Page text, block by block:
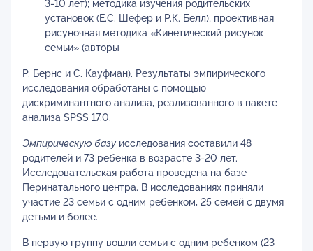
3-10 лет); методика изучения родительских
установок (Е.С. Шефер и Р.К. Белл); проективная
рисуночная методика «Кинетический рисунок
семьи» (авторы
Р. Бернс и С. Кауфман). Результаты эмпирического
исследования обработаны с помощью
дискриминантного анализа, реализованного в пакете
анализа SPSS 17.0.
Эмпирическую базу исследования составили 48
родителей и 73 ребенка в возрасте 3-20 лет.
Исследовательская работа проведена на базе
Перинатального центра. В исследованиях приняли
участие 23 семьи с одним ребенком, 25 семей с двумя
детьми и более.
В первую группу вошли семьи с одним ребенком (23